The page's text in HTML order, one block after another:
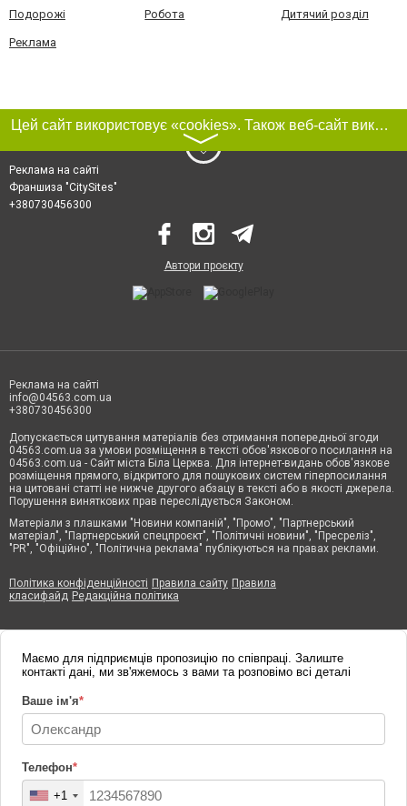
Подорожі Робота Дитячий розділ
Реклама
Цей сайт використовує «cookies». Також веб-сайт використовує інтернет-сервіс для збору технічних даних стосовно відвідувачів з метою отримання маркетингової та статистичної інформації. Умови обробки даних відвідувачів сайту див.
〉
Реклама на сайті
Франшиза "CitySites"
+380730456300
Автори проєкту
Реклама на сайті
info@04563.com.ua
+380730456300
Допускається цитування матеріалів без отримання попередньої згоди
04563.com.ua за умови розміщення в тексті обов'язкового посилання на
04563.com.ua - Сайт міста Біла Церква. Для інтернет-видань обов'язкове
розміщення прямого, відкритого для пошукових систем гіперпосилання
на цитовані статті не нижче другого абзацу в тексті або в якості джерела.
Порушення виняткових прав переслідується Законом.
Матеріали з плашками "Новини компаній", "Промо", "Партнерський
матеріал", "Партнерський спецпроєкт", "Політичні новини", "Пресреліз",
"PR", "Офіційно", "Політична реклама" публікуються на правах реклами.
Політика конфіденційності Правила сайту Правила
класифайд Редакційна політика
Маємо для підприємців пропозицію по співпраці. Залиште
контакті дані, ми зв'яжемось з вами та розповімо всі деталі
Ваше ім'я*
Телефон*
+1